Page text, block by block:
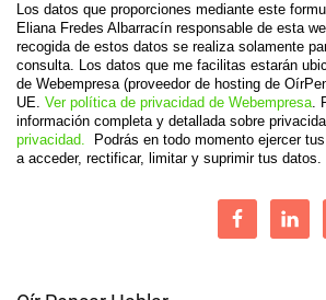
Los datos que proporciones mediante este
Eliana Fredes Albarracín responsable de esta
recogida de estos datos se realiza solamente
consulta. Los datos que me facilitas estarán
de Webempresa (proveedor de hosting de
UE. Ver política de privacidad de Webempresa.
información completa y detallada sobre
privacidad. Podrás en todo momento ejercer
a acceder, rectificar, limitar y suprimir tus datos.